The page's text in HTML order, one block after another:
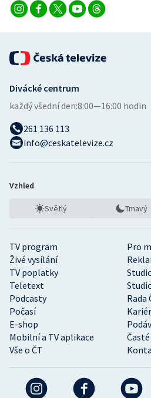
Ostatní
TV program
Pro
Živé vysílání
TV poplatky
Teletext
Podcasty
Rada
Počasí
E-shop
Mobilní a TV aplikace
Vše o ČT
Divácké centrum
každý všední den:8:00—16:00 hodin
261 136 113
info@ceskatelevize.cz
Vzhled
Světlý Tmavý